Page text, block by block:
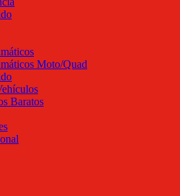
Moto/Quad
Baratos